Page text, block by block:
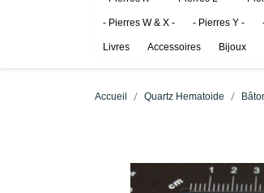
- Pierres W & X - - Pierres Y -
Livres Accessoires Bijoux
Accueil Quartz Hematoide